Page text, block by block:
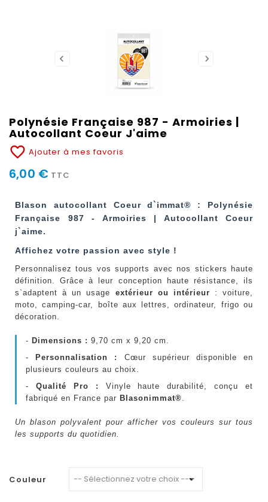
Polynésie Française 987 - Armoiries |
Autocollant Coeur J'aime
favorite_border Ajouter à mes favoris
6,00 € TTC
Blason autocollant Coeur d`immat® : Polynésie
Française 987 - Armoiries | Autocollant Coeur
j`aime.
Affichez votre passion avec style !
Personnalisez tous vos supports avec nos stickers haute
définition. Grâce à leur conception haute résistance, ils
s`adaptent à un usage extérieur ou intérieur : voiture,
moto, camping-car, boîte aux lettres, ordinateur, frigo ou
décoration.
- Dimensions : 9,70 cm x 9,20 cm.
-
Personnalisation :
Cœur supérieur disponible en
plusieurs couleurs au choix.
- Qualité Pro :
Vinyle haute durabilité, conçu et
fabriqué en France par Blasonimmat®
Un blason polyvalent pour afficher vos couleurs sur tous
les supports du quotidien.
Couleur